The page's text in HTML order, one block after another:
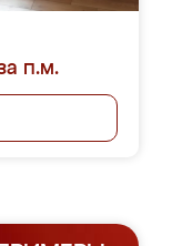
п.м.